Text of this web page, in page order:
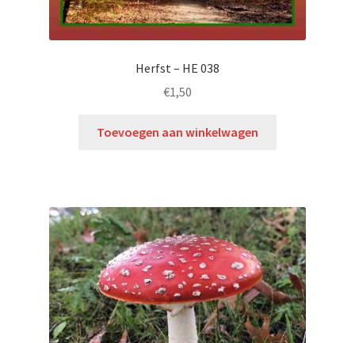
Herfst – HE 038
€1,50
Toevoegen aan winkelwagen